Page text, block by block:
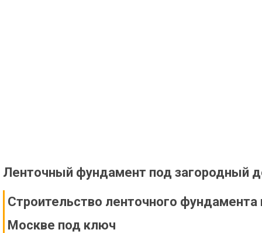
Ленточный фундамент под загородный
Строительство ленточного
Москве под ключ